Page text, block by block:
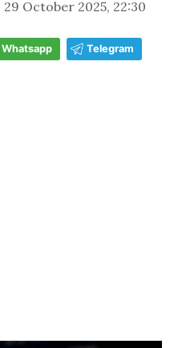
29 October 2025, 22:30
Whatsapp Telegram